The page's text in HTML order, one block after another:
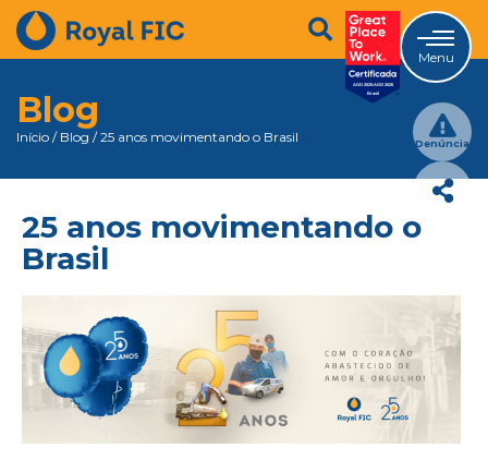
Menu
Denúncia
Blog
Início / Blog /25 anos movimentando o Brasil
25 anos movimentando o
Brasil